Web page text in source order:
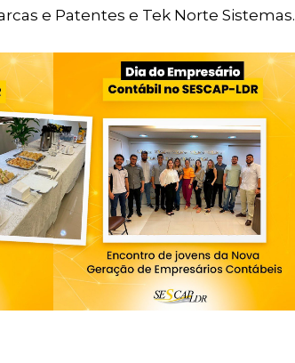
e Patentes e Tek Norte Sistemas.